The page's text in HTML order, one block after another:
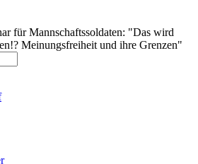
für Mannschaftssoldaten: "Das wird
Meinungsfreiheit und ihre Grenzen"